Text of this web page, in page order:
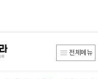
전체메뉴